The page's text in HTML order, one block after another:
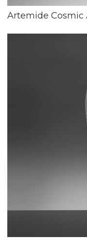
Artemide Cosmic